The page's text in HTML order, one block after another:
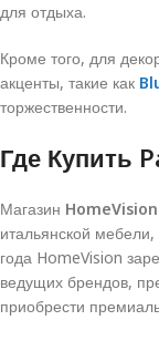
для отдыха.
Кроме того, для
акценты, такие как
торжественности.
Где Купить
Магазин HomeVision
итальянской
года HomeVision
ведущих брендов,
приобрести